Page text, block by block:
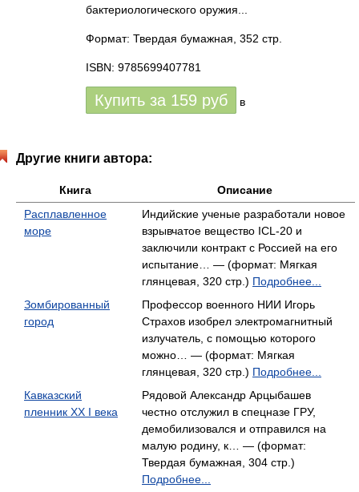
бактериологического оружия...
Формат: Твердая бумажная, 352 стр.
ISBN: 9785699407781
Купить за 159 руб в
Другие книги автора:
Книга
Описание
Расплавленное
море
Индийские ученые разработали новое
взрывчатое вещество ICL-20 и
заключили контракт с Россией на его
испытание… — (формат: Мягкая
глянцевая, 320 стр.) Подробнее...
Зомбированный
город
Профессор военного НИИ Игорь
Страхов изобрел электромагнитный
излучатель, с помощью которого
можно… — (формат: Мягкая
глянцевая, 320 стр.) Подробнее...
Кавказский
пленник ХХ I века
Рядовой Александр Арцыбашев
честно отслужил в спецназе ГРУ,
демобилизовался и отправился на
малую родину, к… — (формат:
Твердая бумажная, 304 стр.)
Подробнее...